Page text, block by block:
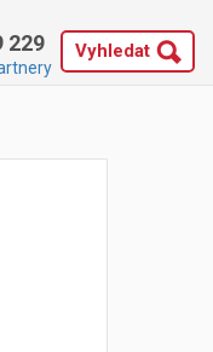
229 Vyhledat